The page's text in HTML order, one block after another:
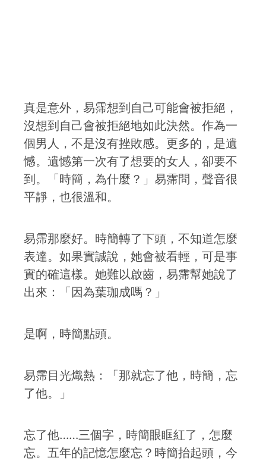
真是意外，易霈想到自己可能會被拒絕，
沒想到自己會被拒絕地如此決然。作為一
個男人，不是沒有挫敗感。更多的，是遺
憾。遺憾第一次有了想要的女人，卻要不
到。「時簡，為什麼？」易霈問，聲音很
平靜，也很溫和。
易霈那麼好。時簡轉了下頭，不知道怎麼
表達。如果實誠說，她會被看輕，可是事
實的確這樣。她難以啟齒，易霈幫她說了
出來：「因為葉珈成嗎？」
是啊，時簡點頭。
易霈目光熾熱：「那就忘了他，時簡，忘
了他。」
忘了他……三個字，時簡眼眶紅了，怎麼
忘。五年的記憶怎麼忘？時簡抬起頭，今